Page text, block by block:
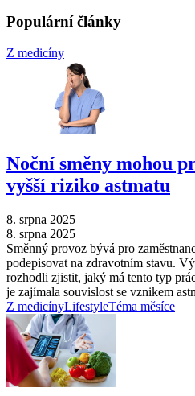
Populární články
Z medicíny
Noční směny mohou
vyšší riziko astmatu
8. srpna 2025
8. srpna 2025
Směnný provoz bývá pro
podepisovat na zdravotním stavu.
rozhodli zjistit, jaký má tento typ
je zajímala souvislost se vznikem
Z medicínyLifestyleTéma měsíce